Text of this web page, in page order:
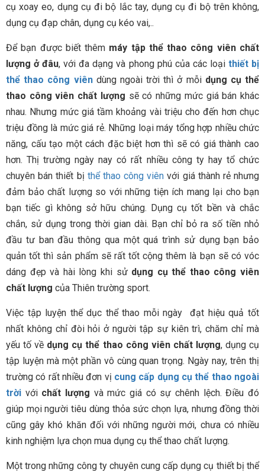
cụ xoay eo, dụng cụ đi bộ lắc tay, dụng cụ đi bộ trên không,
dụng cụ đạp chân, dụng cụ kéo vai,..
Để bạn được biết thêm máy tập thể thao công viên chất
lượng ở đâu, với đa dạng và phong phú của các loại thiết bị
thể thao công viên dùng ngoài trời thì ở mỗi dụng cụ thể
thao công viên chất lượng sẽ có những mức giá bán khác
nhau. Nhưng mức giá tầm khoảng vài triệu cho đến hơn chục
triệu đồng là mức giá rẻ. Những loại máy tổng hợp nhiều chức
năng, cấu tạo một cách đặc biệt hơn thì sẽ có giá thành cao
hơn. Thị trường ngày nay có rất nhiều công ty hay tổ chức
chuyên bán thiết bị thể thao công viên với giá thành rẻ nhưng
đảm bảo chất lượng so với những tiện ích mang lại cho bạn
bạn tiếc gì không sở hữu chúng. Dụng cụ tốt bền và chắc
chắn, sử dụng trong thời gian dài. Bạn chỉ bỏ ra số tiền nhỏ
đầu tư ban đầu thông qua một quá trình sử dụng bạn bảo
quản tốt thì sản phẩm sẽ rất tốt cộng thêm là bạn sẽ có vóc
dáng đẹp và hài lòng khi sử dụng cụ thể thao công viên
chất lượng của Thiên trường sport.
Việc tập luyện thể dục thể thao mỗi ngày đạt hiệu quả tốt
nhất không chỉ đòi hỏi ở người tập sự kiên trì, chăm chỉ mà
yếu tố về dụng cụ thể thao công viên chất lượng, dụng cụ
tập luyện mà một phần vô cùng quan trọng. Ngày nay, trên thị
trường có rất nhiều đơn vị cung cấp dụng cụ thể thao ngoài
trời với chất lượng và mức giá có sự chênh lệch. Điều đó
giúp mọi người tiêu dùng thỏa sức chọn lựa, nhưng đồng thời
cũng gây khó khăn đối với những người mới, chưa có nhiều
kinh nghiệm lựa chọn mua dụng cụ thể thao chất lượng.
Một trong những công ty chuyên cung cấp dụng cụ thiết bị thể